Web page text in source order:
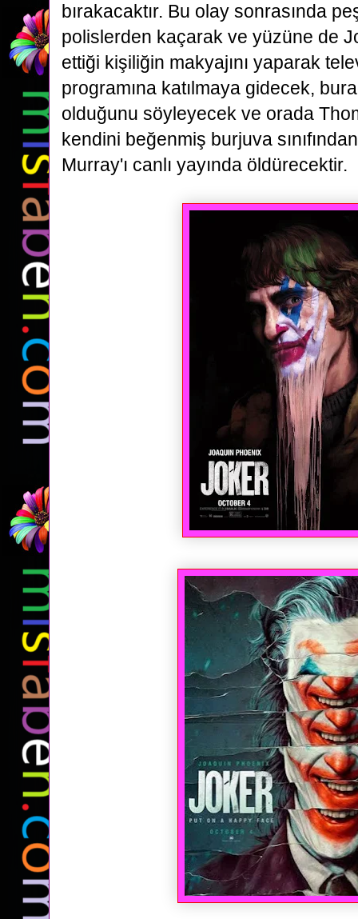
bırakacaktır. Bu olay sonrasında
polislerden kaçarak ve yüzüne de
ettiği kişiliğin makyajını yaparak
programına katılmaya gidecek,
olduğunu söyleyecek ve orada
kendini beğenmiş burjuva
Murray'ı canlı yayında öldürecektir.